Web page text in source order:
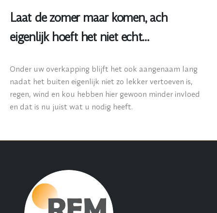
Laat de zomer maar komen, ach
eigenlijk hoeft het niet echt…
Onder uw overkapping blijft het ook aangenaam lang
nadat het buiten eigenlijk niet zo lekker vertoeven is,
regen, wind en kou hebben hier gewoon minder invloed
en dat is nu juist wat u nodig heeft.